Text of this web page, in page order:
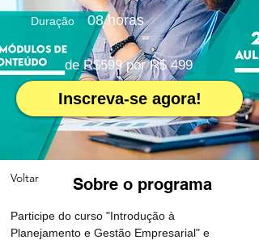
Duração 08 horas
de R$599 por R$ 499
Inscreva-se agora!
Voltar Sobre o programa
Participe do curso "Introdução à
Planejamento e Gestão Empresarial" e